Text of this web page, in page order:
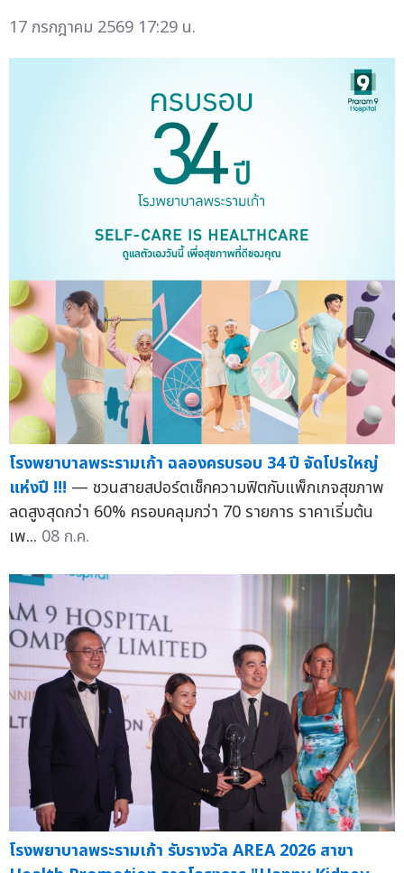
17 กรกฎาคม 2569 17:29 น.
โรงพยาบาลพระรามเก้า ฉลองครบรอบ 34 ปี จัดโปรใหญ่
แห่งปี !!! — ชวนสายสปอร์ตเช็กความฟิตกับแพ็กเกจสุขภาพ
ลดสูงสุดกว่า 60% ครอบคลุมกว่า 70 รายการ ราคาเริ่มต้น
เพ... 08 ก.ค.
โรงพยาบาลพระรามเก้า รับรางวัล AREA 2026 สาขา